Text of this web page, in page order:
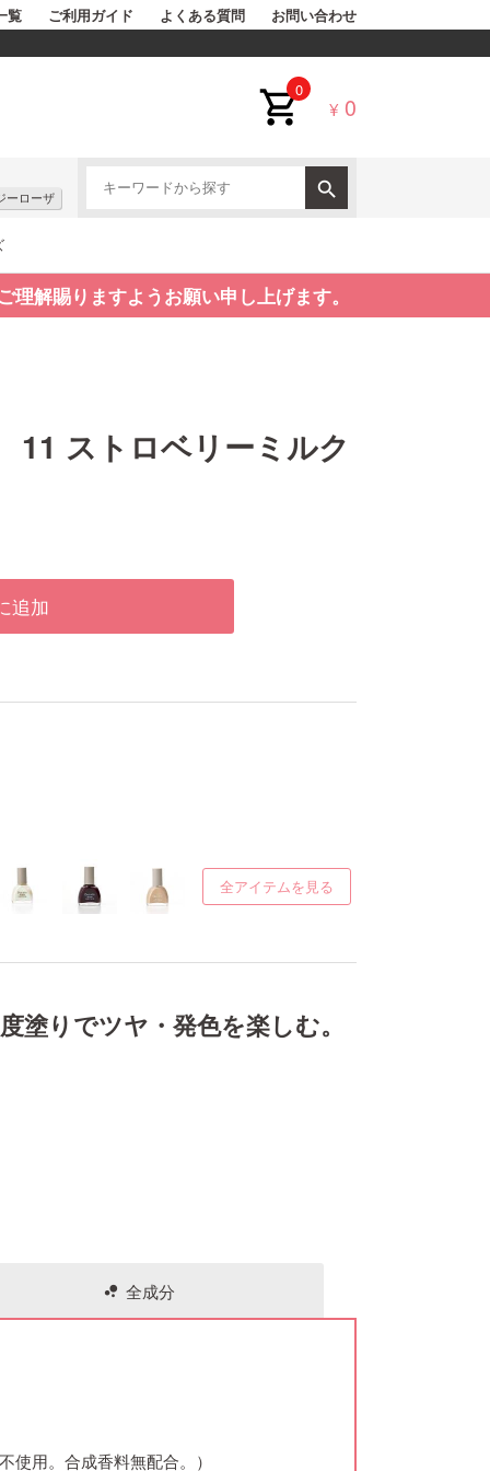
覧 ご利用ガイド よくある質問 お問い合わせ
0
¥ 0
ーローザ
解賜りますようお願い申し上げます。
ストロベリーミルク
追加
全アイテムを見る
りでツヤ・発色を楽しむ。
bubble_chart 全成分
用。合成香料無配合。）